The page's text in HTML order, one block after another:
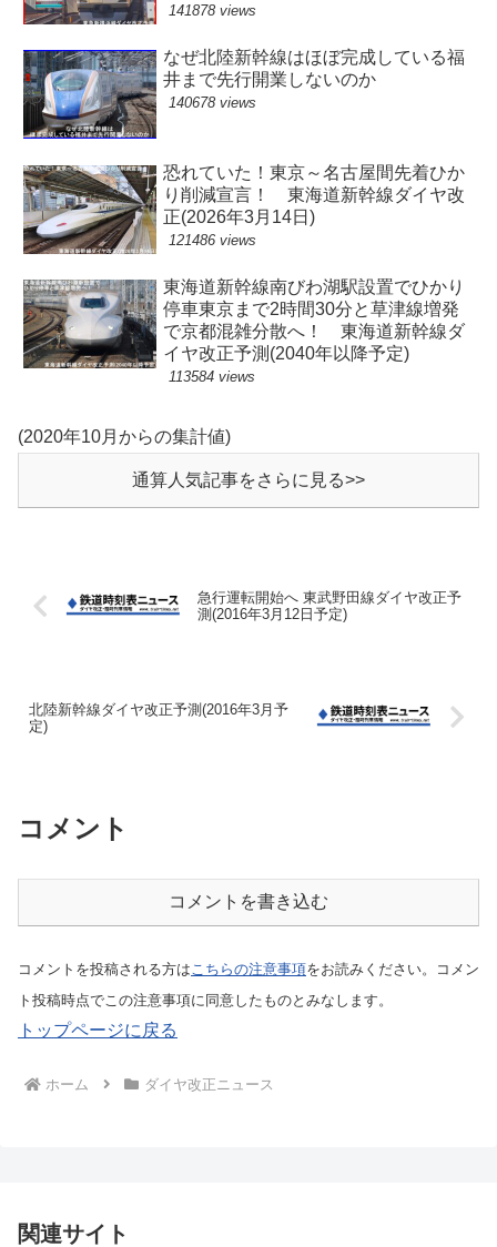
141878 views
なぜ北陸新幹線はほぼ完成している福
井まで先行開業しないのか
140678 views
恐れていた！東京～名古屋間先着ひか
り削減宣言！ 東海道新幹線ダイヤ改
正(2026年3月14日)
121486 views
東海道新幹線南びわ湖駅設置でひかり
停車東京まで2時間30分と草津線増発
で京都混雑分散へ！ 東海道新幹線ダ
イヤ改正予測(2040年以降予定)
113584 views
(2020年10月からの集計値)
通算人気記事をさらに見る>>
急行運転開始へ 東武野田線ダイヤ改正予
測(2016年3月12日予定)
北陸新幹線ダイヤ改正予測(2016年3月予
定)
コメント
コメントを書き込む
コメントを投稿される方はこちらの注意事項をお読みください。コメン
ト投稿時点でこの注意事項に同意したものとみなします。
トップページに戻る
ホーム ダイヤ改正ニュース
関連サイト